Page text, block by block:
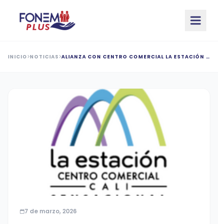
INICIO NOTICIAS ALIANZA CON CENTRO COMERCIAL LA ESTACIÓN –
7 de marzo, 2026